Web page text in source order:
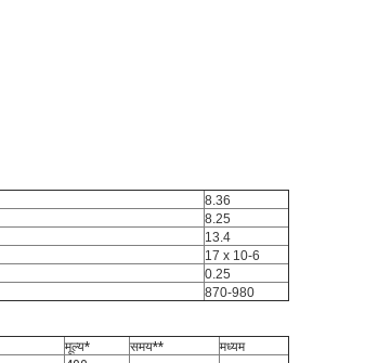
8.36
8.25
13.4
17 x 10-6
0.25
870-980
मूल्य* समय**
मध्यम